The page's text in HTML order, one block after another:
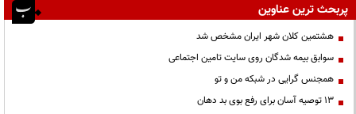
پربحث ترین عناوین
هشتمین کلان شهر ایران مشخص شد
سوابق بیمه شدگان روی سایت تامین اجتماعی
همجنس گرایی در شبکه من و تو
13 توصیه آسان برای رفع بوی بد دهان